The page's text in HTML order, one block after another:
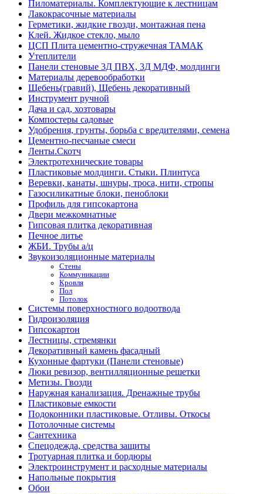
Пиломатериалы. Комплектующие к лестницам
Лакокрасочные материалы
Герметики, жидкие гвозди, монтажная пена
Клей. Жидкое стекло, мыло
ЦСП Плита цементно-стружечная ТАМАК
Утеплители
Панели стеновые 3Д ПВХ, 3Д МДФ, молдинги
Материалы деревообработки
Щебень(гравий), Щебень декоративный
Инструмент ручной
Дача и сад, хозтовары
Компостеры садовые
Удобрения, грунты, борьба с вредителями, семена
Цементно-песчаные смеси
Ленты.Скотч
Электротехнические товары
Пластиковые молдинги. Стыки. Плинтуса
Веревки, канаты, шнуры, троса, нити, стропы
Газосиликатные блоки, пеноблоки
Профиль для гипсокартона
Двери межкомнатные
Гипсовая плитка декоративная
Печное литье
ЖБИ. Трубы а/ц
Звукоизоляционные материалы
Стены
Коммуникации
Кровля
Пол
Потолок
Системы поверхностного водоотвода
Гидроизоляция
Гипсокартон
Лестницы, стремянки
Декоративный камень фасадный
Кухонные фартуки (Панели стеновые)
Люки ревизор, вентилляционные решетки
Метизы. Гвозди
Наружная канализация. Дренажные трубы
Пластиковые емкости
Подоконники пластиковые. Отливы. Откосы
Потолочные системы
Сантехника
Спецодежда, средства защиты
Тротуарная плитка и бордюры
Электроинструмент и расходные материалы
Напольные покрытия
Обои